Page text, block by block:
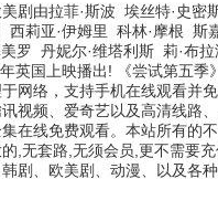
美剧由拉菲·斯波 埃丝特·史密
西莉亚·伊姆里 科林·摩根 斯
罗 丹妮尔·维塔利斯 莉·布
英国上映播出! 《尝试第五季
网络，支持手机在线观看并
视频、爱奇艺以及高清线路
在线免费观看。本站所有的
,无套路,无须会员,更不需要
剧、欧美剧、动漫、以及各